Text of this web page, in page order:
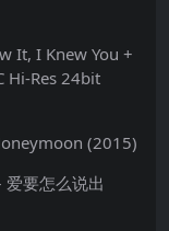
It, I Knew You +
Hi-Res 24bit
(2015)
要怎么说出